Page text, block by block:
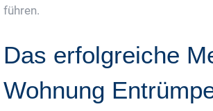
führen.
Das erfolgreiche
Wohnung